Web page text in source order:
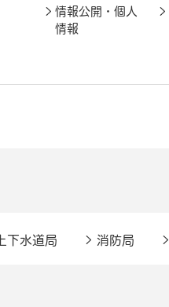
情報公開・個人
情報
上下水道局 消防局